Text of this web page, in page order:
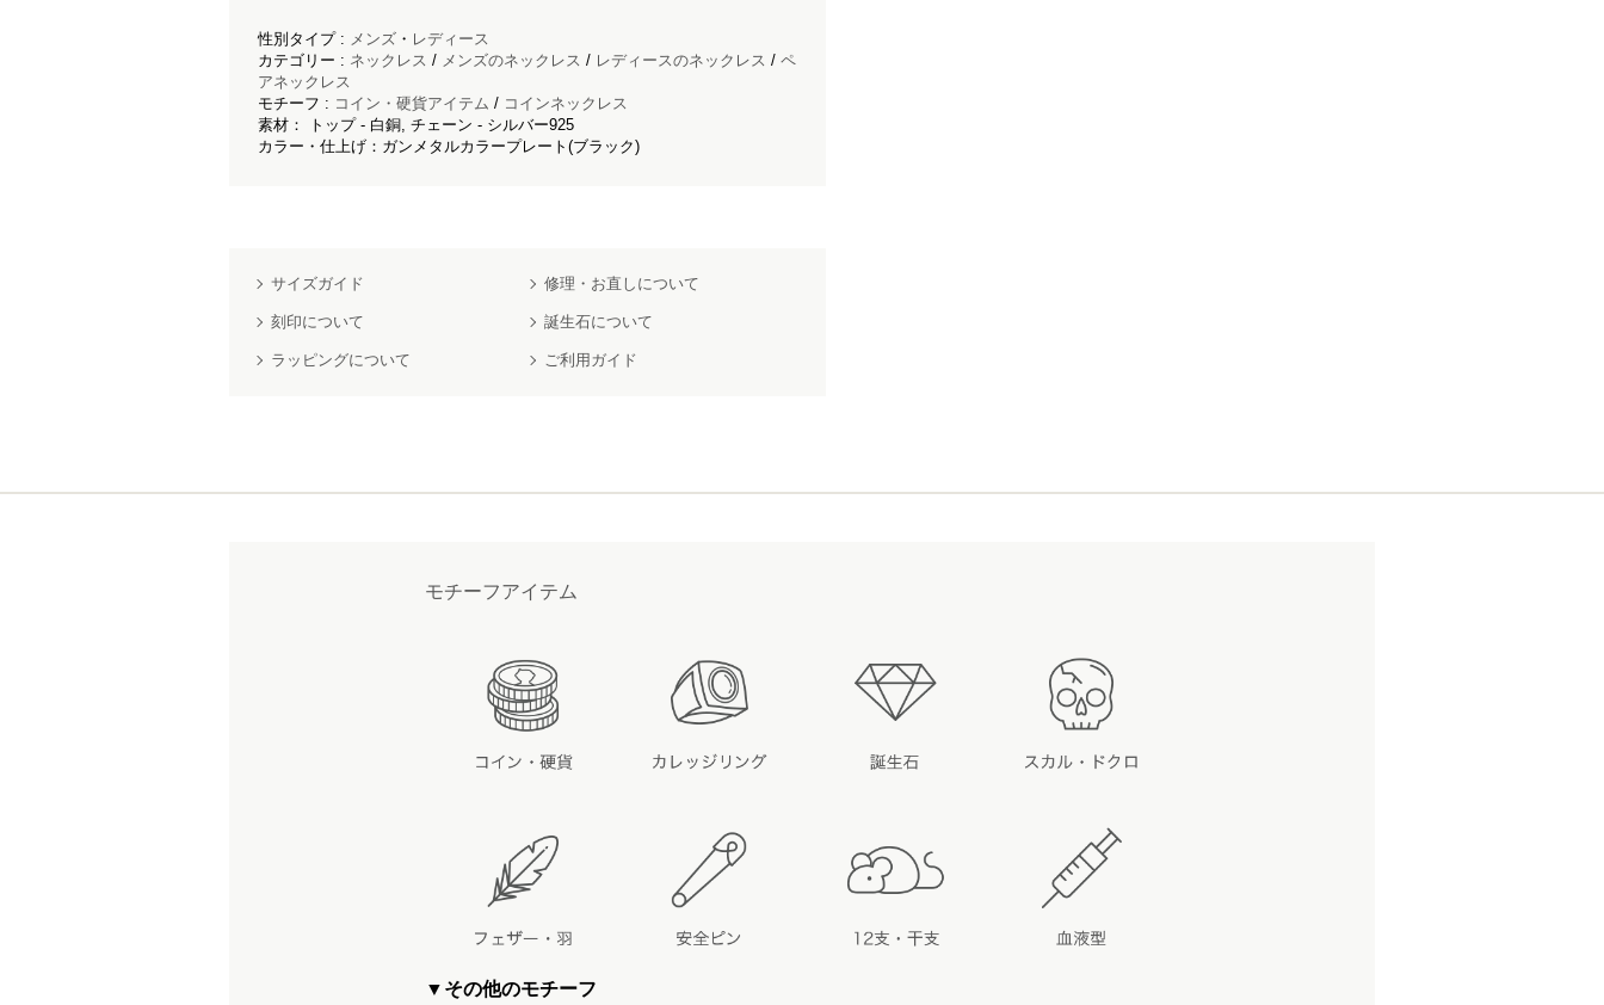
性別タイプ : メンズ ・ レディース
カテゴリー : ネックレス / メンズのネックレス / レディースのネックレス / ペ
アネックレス
モチーフ : コイン・硬貨アイテム / コインネックレス
素材： トップ - 白銅, チェーン - シルバー925
カラー・仕上げ：ガンメタルカラープレート(ブラック)
サイズガイド 修理・お直しについて
刻印について 誕生石について
ラッピングについて ご利用ガイド
モチーフアイテム
▼その他のモチーフ